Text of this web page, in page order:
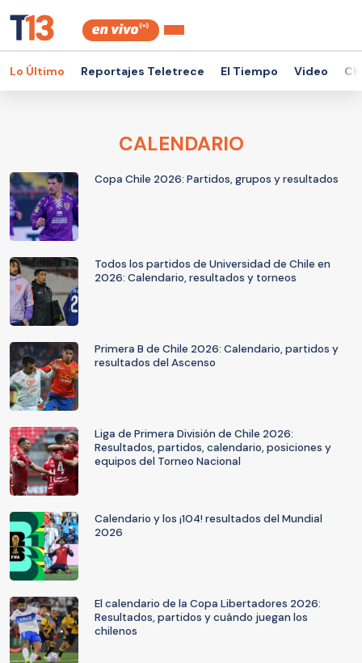
Lo Último Reportajes Teletrece El Tiempo Video
CALENDARIO
Copa Chile 2026: Partidos, grupos y resultados
Todos los partidos de Universidad de Chile en
2026: Calendario, resultados y torneos
Primera B de Chile 2026: Calendario, partidos y
resultados del Ascenso
Liga de Primera División de Chile 2026:
Resultados, partidos, calendario, posiciones y
equipos del Torneo Nacional
Calendario y los ¡104! resultados del Mundial
2026
El calendario de la Copa Libertadores 2026:
Resultados, partidos y cuándo juegan los
chilenos